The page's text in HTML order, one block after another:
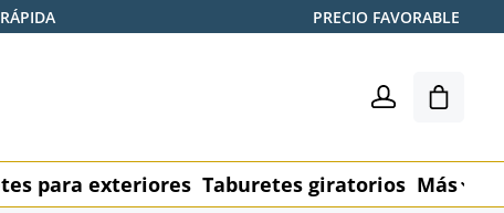
PRECIO FAVORABLE
El
para exteriores Taburetes giratorios Más